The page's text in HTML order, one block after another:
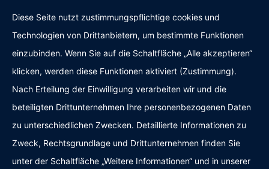
Was kostet eine Entrümpelung,
Haushaltsauflösung oder ein
Umzug?
Wie schnell könnt ihr kommen?
Bekommt man bei euch wirklich
Diese Seite nutzt zustimmungspflichtige cookies und
Technologien von Drittanbietern, um bestimmte Funktionen
einzubinden. Wenn Sie auf die Schaltfläche „Alle akzeptieren“
klicken, werden diese Funktionen aktiviert (Zustimmung).
Nach Erteilung der Einwilligung verarbeiten wir und die
beteiligten Drittunternehmen Ihre personenbezogenen Daten
zu unterschiedlichen Zwecken. Detaillierte Informationen zu
Zweck, Rechtsgrundlage und Drittunternehmen finden Sie
unter der Schaltfläche „Weitere Informationen“ und in unserer
Kundenbewertungen und Erfahrungen zu